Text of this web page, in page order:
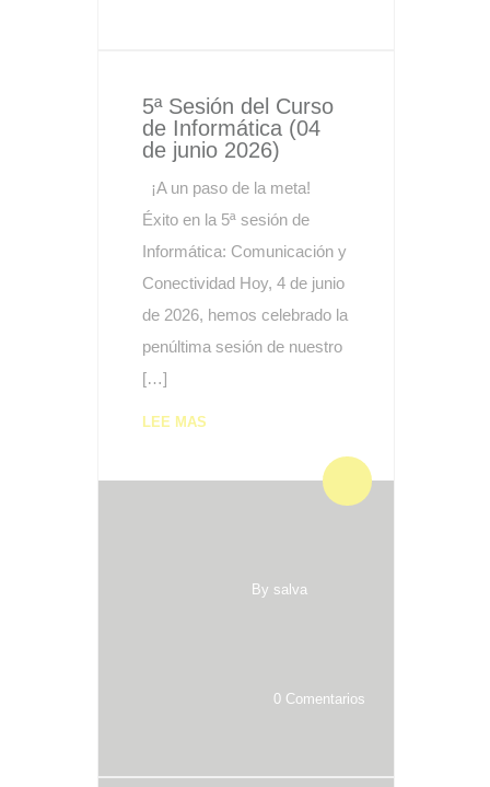
5ª Sesión del Curso
de Informática (04
de junio 2026)
¡A un paso de la meta!
Éxito en la 5ª sesión de
Informática: Comunicación y
Conectividad Hoy, 4 de junio
de 2026, hemos celebrado la
penúltima sesión de nuestro
[…]
LEE MAS
By salva
0 Comentarios